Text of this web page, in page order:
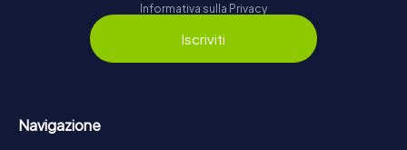
Informativa sulla Privacy
Iscriviti
Navigazione